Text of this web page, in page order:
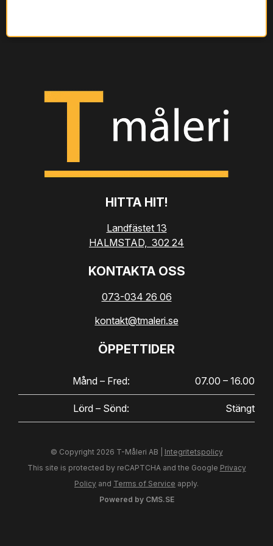
HITTA HIT!
Landfästet 13
HALMSTAD, 302 24
KONTAKTA OSS
073-034 26 06
kontakt@tmaleri.se
ÖPPETTIDER
Månd – Fred: 07.00 – 16.00
Lörd – Sönd: Stängt
© Copyright 2026 T-Måleri AB | Integritetspolicy
This site is protected by reCAPTCHA and the Google Privacy
Policy and Terms of Service apply.
Powered by CMS.SE